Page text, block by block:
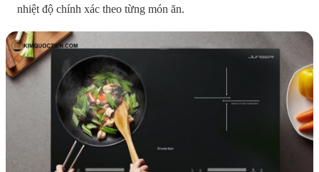
nhiệt độ chính xác theo từng món ăn.